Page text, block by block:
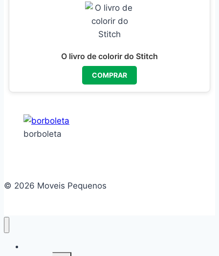
O livro de colorir do Stitch
COMPRAR
borboleta
© 2026 Moveis Pequenos